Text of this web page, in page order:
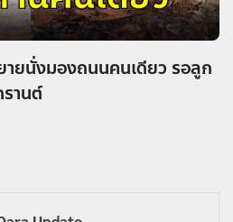
ายนั่งมองถนนคนเดียว รอลูก
านต์